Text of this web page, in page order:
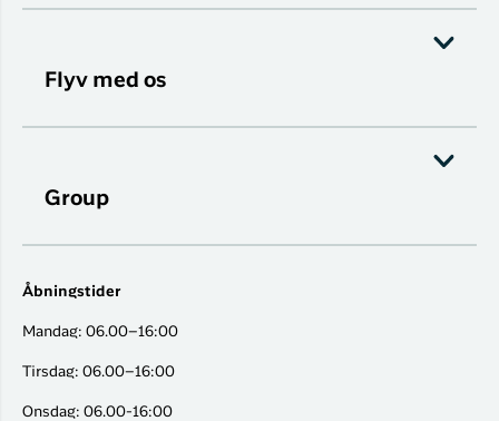
Flyv med os
Group
Åbningstider
Mandag: 06.00–16:00
Tirsdag: 06.00–16:00
Onsdag: 06.00-16:00